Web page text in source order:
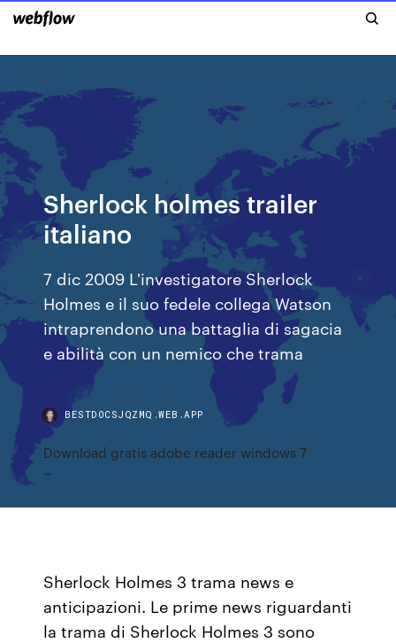
Sherlock holmes trailer
italiano
7 dic 2009 L'investigatore Sherlock
Holmes e il suo fedele collega Watson
intraprendono una battaglia di sagacia
e abilità con un nemico che trama
BESTDOCSJQZMQ.WEB.APP
Download gratis adobe reader windows 7
Sherlock Holmes 3 trama news e
anticipazioni. Le prime news riguardanti
la trama di Sherlock Holmes 3 sono